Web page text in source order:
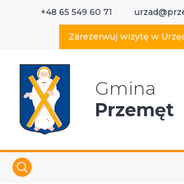
+48 65 549 60 71
Zarezerwuj wizytę w
Gmina
Przemęt
Wyszukaj w serwisie